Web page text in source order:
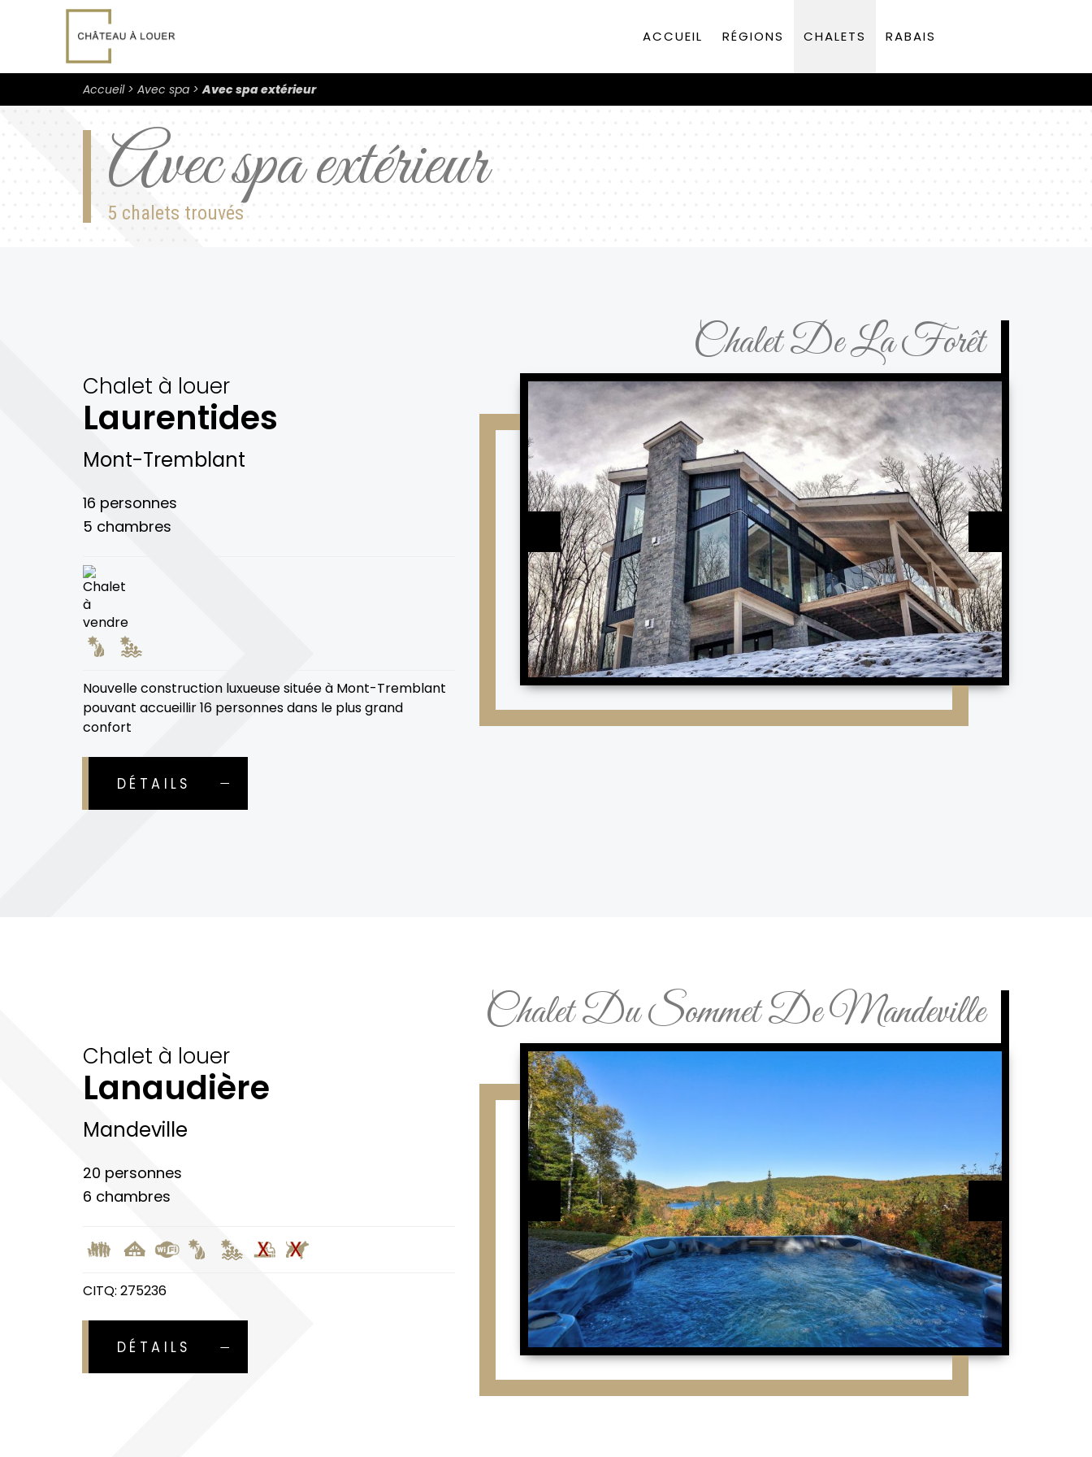
ACCUEIL RÉGIONS CHALETS RABAIS
Accueil Avec spa Avec spa extérieur
Avec spa extérieur
5 chalets trouvés
Chalet De La Forêt
Chalet à louer
Laurentides
Mont-Tremblant
16 personnes
5 chambres
Nouvelle construction luxueuse située à Mont-Tremblant
pouvant accueillir 16 personnes dans le plus grand
confort
DÉTAILS
Chalet Du Sommet De Mandeville
Chalet à louer
Lanaudière
Mandeville
20 personnes
6 chambres
CITQ: 275236
DÉTAILS